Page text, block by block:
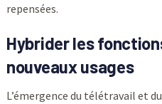
repensées.
Hybrider les
nouveaux usages
L’émergence du télétravail et